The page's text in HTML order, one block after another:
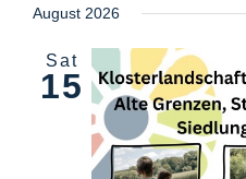
August 2026
Sat
15